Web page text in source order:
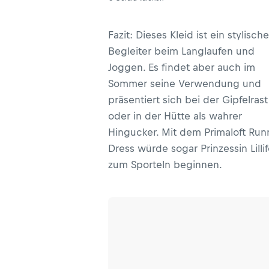
Fazit: Dieses Kleid ist ein
Begleiter beim Langlaufen und
Joggen. Es findet aber auch im
Sommer seine Verwendung und
präsentiert sich bei der Gipfelrast
oder in der Hütte als wahrer
Hingucker. Mit dem Primaloft
Dress würde sogar Prinzessin
zum Sporteln beginnen.